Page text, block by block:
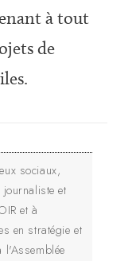
à tout
de
sociaux,
et
et à
en stratégie et
l'Assemblée